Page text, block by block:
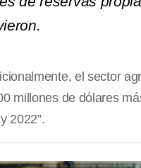
el sector
millones de dólares
2022”.